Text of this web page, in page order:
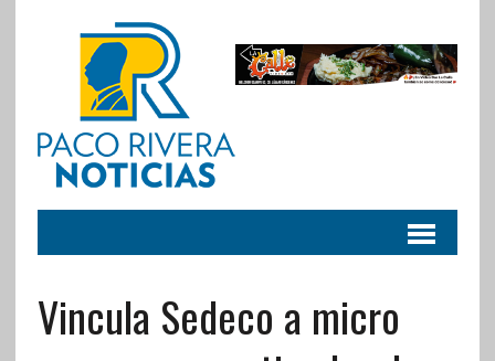
Vincula Sedeco a micro